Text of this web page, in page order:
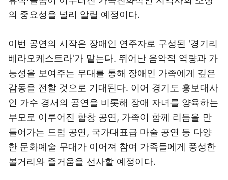
의 중요성을 널리 알릴 예정이다.
이번 공연의 시작은 장애인 연주자로 구성된 '경기리
베라오케스트라'가 맡는다. 뛰어난 음악적 역량과 가
능성을 보여주는 무대를 통해 장애인 가족에게 깊은
감동을 전할 것으로 기대된다. 이어 경기도 홍보대사
인 가수 경서의 공연을 비롯해 장애 자녀를 양육하는
부모로 이루어진 합창 공연, 가족이 함께 리듬을 만
들어가는 드럼 공연, 국가대표급 마술 공연 등 다양
한 문화예술 무대가 이어져 참여 가족들에게 풍성한
볼거리와 즐거움을 선사할 예정이다.